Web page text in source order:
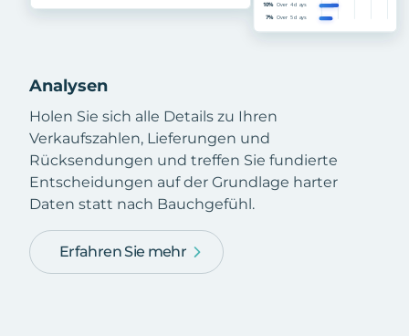
Analysen
Holen Sie sich alle Details zu Ihren
Verkaufszahlen, Lieferungen und
Rücksendungen und treffen Sie fundierte
Entscheidungen auf der Grundlage harter
Daten statt nach Bauchgefühl.
Erfahren Sie mehr